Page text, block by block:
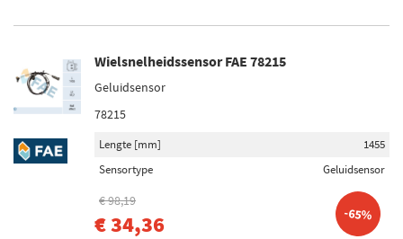
Wielsnelheidssensor FAE 78215
Geluidsensor
78215
Lengte [mm]
1455
Sensortype
Geluidsensor
€ 98,19
€ 34,36 -65%